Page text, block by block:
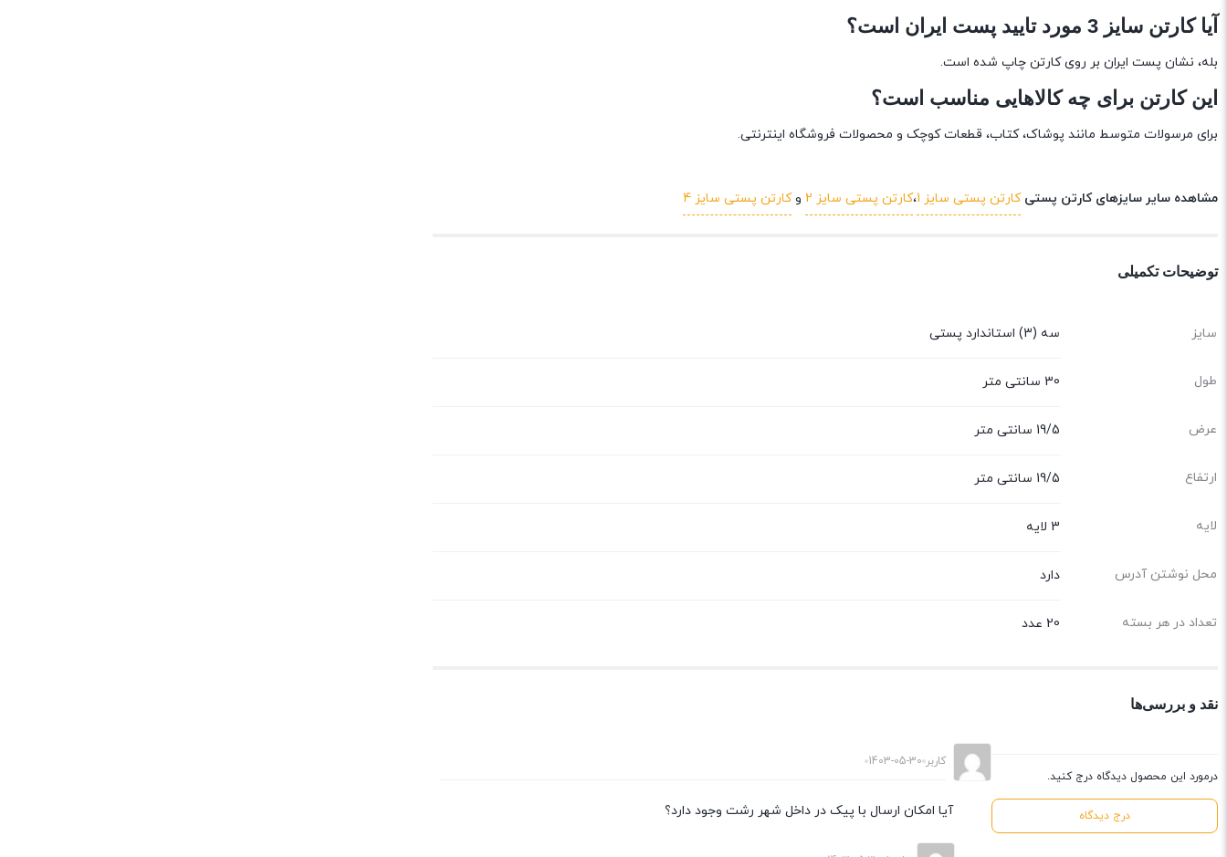
آیا کارتن سایز 3 مورد تایید پست ایران است؟
بله، نشان پست ایران بر روی کارتن چاپ شده است.
این کارتن برای چه کالاهایی مناسب است؟
برای مرسولات متوسط مانند پوشاک، کتاب، قطعات کوچک و محصولات فروشگاه اینترنتی.
مشاهده سایر سایزهای کارتن پستی کارتن پستی سایز 1 ،کارتن پستی سایز 2 وکارتن پستی سایز 4
توضیحات تکمیلی
سایز سه (3) استاندارد پستی
طول 30 سانتی متر
عرض 19/5 سانتی متر
ارتفاع 19/5 سانتی متر
لایه 3 لایه
محل نوشتن آدرس دارد
تعداد در هر بسته 20 عدد
نقد و بررسی‌ها
درمورد این محصول دیدگاه درج کنید.
درج دیدگاه
کاربر 1403-05-30
آیا امکان ارسال با پیک در داخل شهر رشت وجود دارد؟